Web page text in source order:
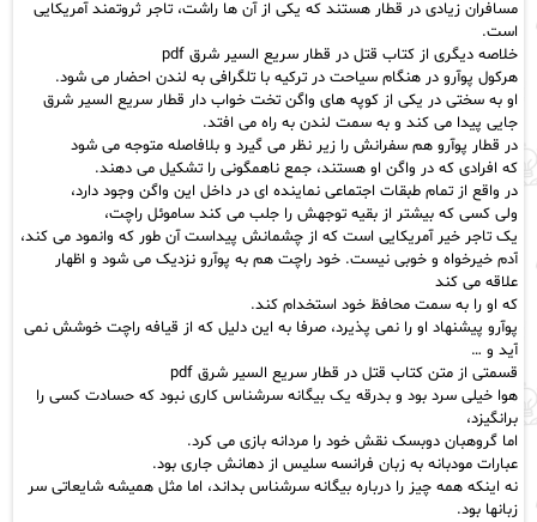
مسافران زیادی در قطار هستند که یکی از آن ها راشت، تاجر ثروتمند آمریکایی
است.
خلاصه دیگری از کتابقتلدر قطار سریع السیر شرق pdf
هرکول پوآرو در هنگام سیاحت در ترکیه با تلگرافی به لندن احضار می شود.
او به سختی در یکی از کوپه های واگن تخت خواب دار قطار سریع السیر شرق
جایی پیدا می کند و به سمت لندن به راه می افتد.
در قطار پوآرو هم سفرانش را زیر نظر می گیرد و بلافاصله متوجه می شود
که افرادی که در واگن او هستند، جمع ناهمگونی را تشکیل می دهند.
در واقع از تمام طبقات اجتماعی نماینده ای در داخل این واگن وجود دارد،
ولی کسی که بیشتر از بقیه توجهش را جلب می کند ساموئل راچت،
یک تاجر خیر آمریکایی است که از چشمانش پیداست آن طور که وانمود می کند،
آدم خیرخواهو خوبی نیست. خود راچت هم به پوآرو نزدیک می شود و اظهار
علاقه می کند
که او را به سمت محافظ خود استخدام کند.
پوآرو پیشنهاد او را نمی پذیرد، صرفا به این دلیل که از قیافه راچت خوشش نمی
آید و …
قسمتی از متن کتاب قتل در قطار سریع السیر شرق pdf
هوا خیلی سرد بود و بدرقه یک بیگانه سرشناس کاری نبود که حسادت کسی را
برانگیزد،
اما گروهبان دوبسک نقش خود را مردانه بازی می کرد.
عبارات مودبانه به زبان فرانسه سلیس از دهانش جاری بود.
نه اینکه همه چیز را درباره بیگانه سرشناسبداند، اما مثل همیشه شایعاتی سر
زبانها بود.